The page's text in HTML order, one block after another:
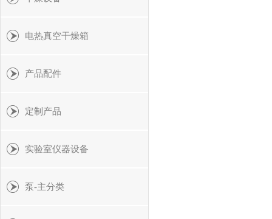
电热真空干燥箱
产品配件
定制产品
实验室仪器设备
泵-主分类